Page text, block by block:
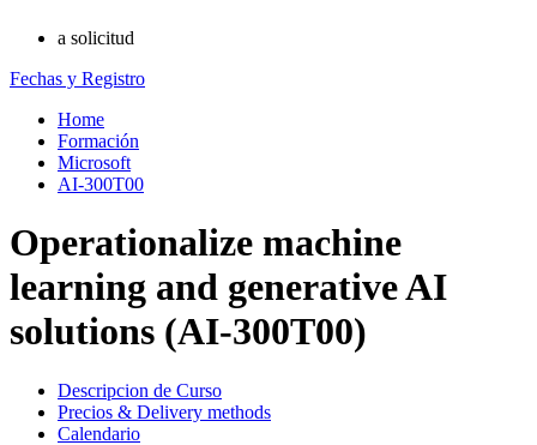
a solicitud
Fechas y Registro
Home
Formación
Microsoft
AI-300T00
Operationalize machine
learning and generative AI
solutions (AI-300T00)
Descripcion de Curso
Precios & Delivery methods
Calendario